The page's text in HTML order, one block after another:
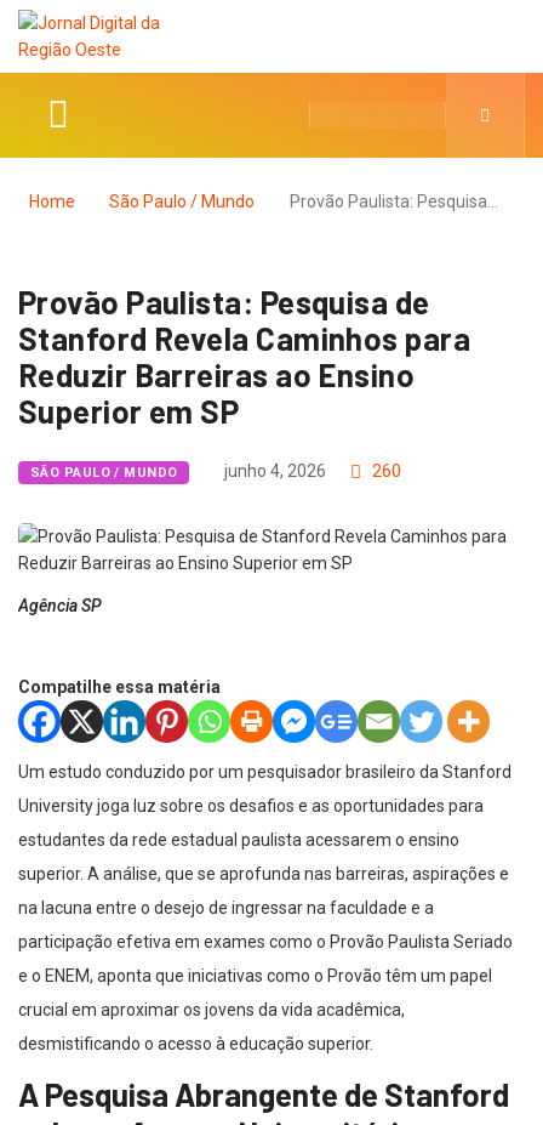
Home São Paulo / Mundo Provão Paulista: Pesquisa…
Provão Paulista: Pesquisa de
Stanford Revela Caminhos para
Reduzir Barreiras ao Ensino
Superior em SP
SÃO PAULO / MUNDO junho 4, 2026 260
Agência SP
Compatilhe essa matéria
Um estudo conduzido por um pesquisador brasileiro da Stanford
University joga luz sobre os desafios e as oportunidades para
estudantes da rede estadual paulista acessarem o ensino
superior. A análise, que se aprofunda nas barreiras, aspirações e
na lacuna entre o desejo de ingressar na faculdade e a
participação efetiva em exames como o Provão Paulista Seriado
e o ENEM, aponta que iniciativas como o Provão têm um papel
crucial em aproximar os jovens da vida acadêmica,
desmistificando o acesso à educação superior.
A Pesquisa Abrangente de Stanford